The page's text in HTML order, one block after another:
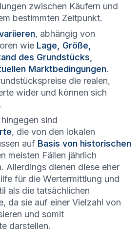
zwischen Käufern und
bestimmten Zeitpunkt.
, abhängig von
wie Lage, Größe,
des Grundstücks,
Marktbedingungen.
die realen,
wider und können sich
hingegen sind
, die von den lokalen
auf Basis von historischen
meisten Fällen jährlich
Allerdings dienen diese eher
für die Wertermittlung und
als die tatsächlichen
da sie auf einer Vielzahl von
und somit
darstellen.